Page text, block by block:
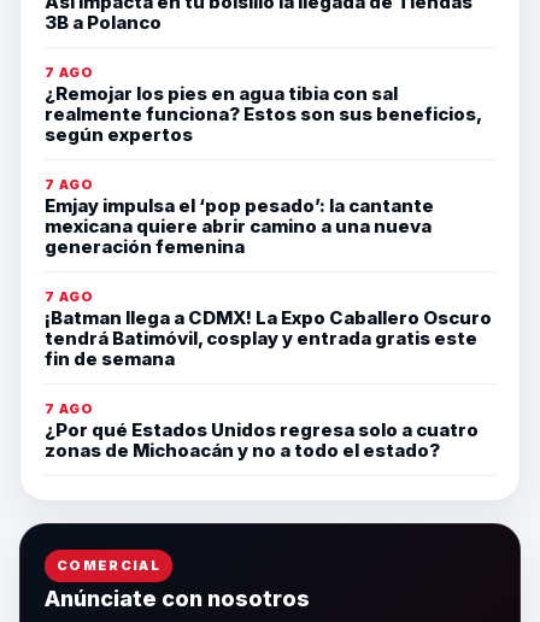
3B a Polanco
7 AGO
¿Remojar los pies en agua tibia con sal
realmente funciona? Estos son sus beneficios,
según expertos
7 AGO
Emjay impulsa el ‘pop pesado’: la cantante
mexicana quiere abrir camino a una nueva
generación femenina
7 AGO
¡Batman llega a CDMX! La Expo Caballero Oscuro
tendrá Batimóvil, cosplay y entrada gratis este
fin de semana
7 AGO
¿Por qué Estados Unidos regresa solo a cuatro
zonas de Michoacán y no a todo el estado?
COMERCIAL
Anúnciate con nosotros